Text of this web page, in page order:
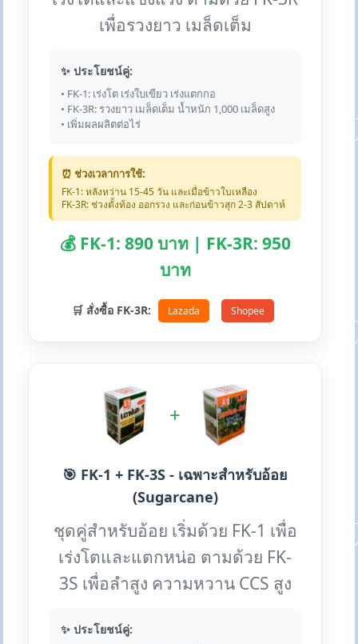
เพื่อรวงยาว เมล็ดเต็ม
✨ ประโยชน์คู่:
• FK-1: เร่งโต เร่งใบเขียว เร่งแตกกอ
• FK-3R: รวงยาว เมล็ดเต็ม น้ำหนัก 1,000 เมล็ดสูง
• เพิ่มผลผลิตต่อไร่
⏰ ช่วงเวลาการใช้:
FK-1: หลังหว่าน 15-45 วัน และเมื่อข้าวใบเหลือง
FK-3R: ช่วงตั้งท้อง ออกรวง และก่อนข้าวสุก 2-3 สัปดาห์
💰 FK-1: 890 บาท | FK-3R: 950
บาท
🛒 สั่งซื้อ FK-3R: Lazada Shopee
+
🎯 FK-1 + FK-3S - เฉพาะสำหรับอ้อย
(Sugarcane)
ชุดคู่สำหรับอ้อย เริ่มด้วย FK-1 เพื่อ
เร่งโตและแตกหน่อ ตามด้วย FK-
3S เพื่อลำสูง ความหวาน CCS สูง
✨ ประโยชน์คู่: